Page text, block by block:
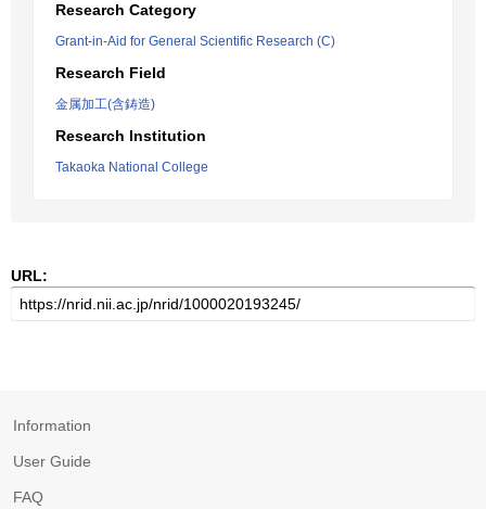
Research Category
Grant-in-Aid for General Scientific Research (C)
Research Field
金属加工(含鋳造)
Research Institution
Takaoka National College
URL:
Information
User Guide
FAQ